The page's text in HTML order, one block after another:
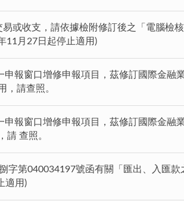
或收支，請依據檢附修訂後之「電腦檢
11月27日起停止適用)
報窗口增修申報項目，茲修訂國際金融
，請查照。
報窗口增修申報項目，茲修訂國際金融
請 查照。
字第040034197號函有關「匯出、入匯
適用)